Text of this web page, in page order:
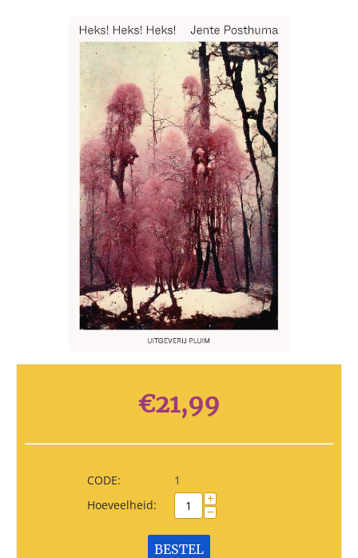
€21,99
CODE:
1
Hoeveelheid:
+
−
BESTEL